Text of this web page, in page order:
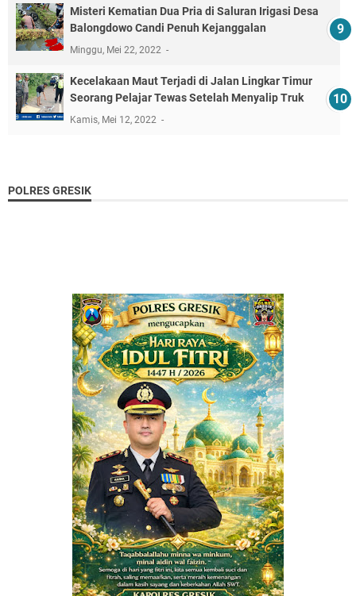
Misteri Kematian Dua Pria di Saluran Irigasi Desa
Balongdowo Candi Penuh Kejanggalan
Minggu, Mei 22, 2022
Kecelakaan Maut Terjadi di Jalan Lingkar Timur
Seorang Pelajar Tewas Setelah Menyalip Truk
Kamis, Mei 12, 2022
POLRES GRESIK